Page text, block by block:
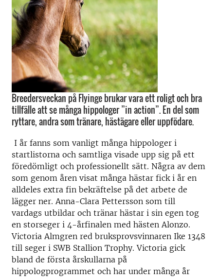
Breedersveckan på Flyinge brukar vara ett roligt och bra
tillfälle att se många hippologer ”in action”. En del som
ryttare, andra som tränare, hästägare eller uppfödare.
I år fanns som vanligt många hippologer i
startlistorna och samtliga visade upp sig på ett
föredömligt och professionellt sätt. Några av dem
som genom åren visat många hästar fick i år en
alldeles extra fin bekräftelse på det arbete de
lägger ner. Anna-Clara Pettersson som till
vardags utbildar och tränar hästar i sin egen tog
en storseger i 4-årfinalen med hästen Alonzo.
Victoria Almgren red bruksprovsvinnaren Ike 1348
till seger i SWB Stallion Trophy. Victoria gick
bland de första årskullarna på
hippologprogrammet och har under många år